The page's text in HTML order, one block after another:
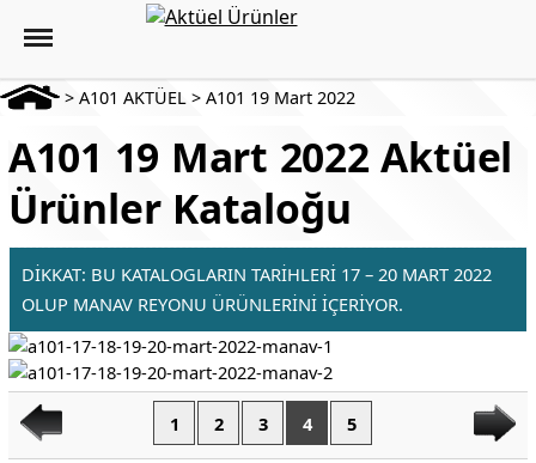
> A101 AKTÜEL > A101 19 Mart 2022
A101 19 Mart 2022 Aktüel
Ürünler Kataloğu
DİKKAT: BU KATALOGLARIN TARİHLERİ 17 – 20 MART 2022
OLUP MANAV REYONU ÜRÜNLERİNİ İÇERİYOR.
1 2 3 4 5